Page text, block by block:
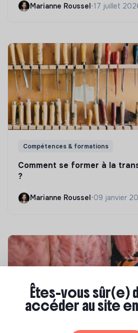
Marianne Roussel•17 juillet
Compétences & formations
Comment se former à la
?
Marianne Roussel •09 janvier
Êtes-vous sûr(e)
accéder au site